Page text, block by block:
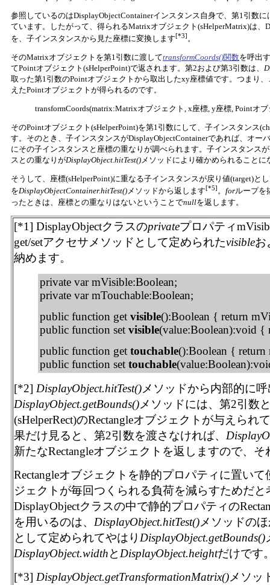
参照しているのはDisplayObjectContainerインスタンス自身で、第1引数
ています。したがって、得られるMatrixオブジェクト(sHelperMatrix)は、
を、子インスタンスから見た座標に変換します[*3]。
そのMatrixオブジェクトを第1引数に渡してtransformCoords()関数を呼出
てPointオブジェクト(sHelperPoint)で返されます。第2および第3引数は、
取った第1引数のPointオブジェクトから取出したxy座標値です。つまり
えたPointオブジェクトが得られるのです。
transformCoords(matrix:Matrixオブジェクト, x座標, y座標, Pointオ
そのPointオブジェクト(sHelperPoint)を第1引数にして、子インスタンス
す。そのとき、子インスタンスがDisplayObjectContainerであれば、オー
にその子インスタンスと座標の重なりが調べられます。子インスタンス
スとの重なりがDisplayObject.hitTest()メソッドにより確かめられることに
そうして、座標(sHelperPoint)に重なる子インスタンスが戻り値(target)と
をDisplayObjectContainer.hitTest()メソッドから返します[*5] 。 forループを
ったときは、座標との重なりはないということでnullを返します。
[*1] DisplayObjectクラスのprivateプロパティ
get/setアクセサメソッドとして定められたvisibleお
納めます。
private var mVisible:Boolean;
private var mTouchable:Boolean;
public function get visible():Boolean { return
public function set visible(value:Boolean):void {
public function get touchable():Boolean { return
public function set touchable
[*2] DisplayObject.hitTest()メソッドから内部的に
DisplayObject.getBounds()メソッドには、第2引数
(sHelperRect)のRectangleオブジェクトが与えられ
果だけ見ると、第2引数を渡さなければ、
新たなRectangleオブジェクトを返しますので、
Rectangleオブジェクトを静的プロパティに置いて
ジェクトが毎回つくられる負荷を減らすためだ
DisplayObjectクラスの中で静的プロパティの
を用いるのは、 DisplayObject.hitTest()メソッドの
として定められてやはり DisplayObject.getBounds()
DisplayObject.widthと DisplayObject.heightだけです
[*3] DisplayObject.getTransformationMatrix()メソッ